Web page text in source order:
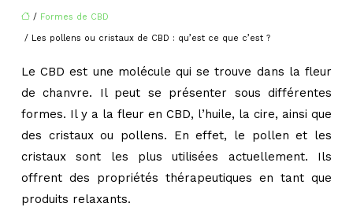
/ Formes de CBD
/ Les pollens ou cristaux de CBD : qu’est ce que c’est ?
Le CBD est une molécule qui se trouve dans la fleur
de chanvre. Il peut se présenter sous différentes
formes. Il y a la fleur en CBD, l’huile, la cire, ainsi que
des cristaux ou pollens. En effet, le pollen et les
cristaux sont les plus utilisées actuellement. Ils
offrent des propriétés thérapeutiques en tant que
produits relaxants.